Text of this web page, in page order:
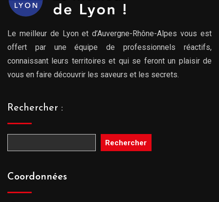
Le meilleur de Lyon et d’Auvergne-Rhône-Alpes vous est
offert par une équipe de professionnels réactifs,
connaissant leurs territoires et qui se feront un plaisir de
vous en faire découvrir les saveurs et les secrets.
Rechercher :
Rechercher
Coordonnées